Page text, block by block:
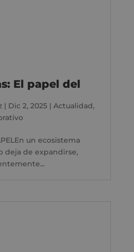
El papel del
| Dic 2, 2025| Actualidad,
un ecosistema
deja de expandirse,